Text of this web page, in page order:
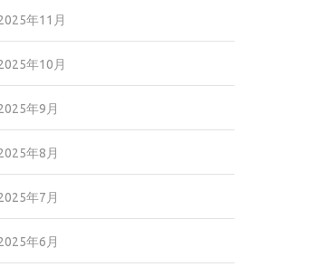
年11月
年10月
年9月
年8月
年7月
年6月